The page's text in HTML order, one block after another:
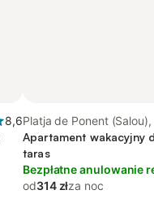
8,6Platja de Ponent (Salou),
Apartament wakacyjny
taras
Bezpłatne anulowanie
od314 złza noc